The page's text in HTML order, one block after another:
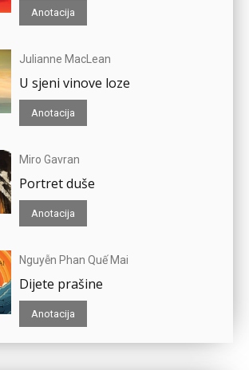
Anotacija
Julianne MacLean
U sjeni vinove loze
Anotacija
Miro Gavran
Portret duše
Anotacija
Nguyễn Phan Quế Mai
Dijete prašine
Anotacija